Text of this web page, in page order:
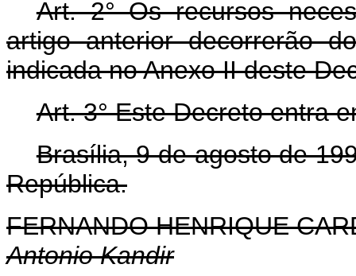
Art. 2° Os recursos
artigo anterior decorrerão
indicada no Anexo II deste
Art. 3° Este Decreto entra
Brasília, 9 de agosto de
República.
FERNANDO HENRIQUE
Antonio Kandir